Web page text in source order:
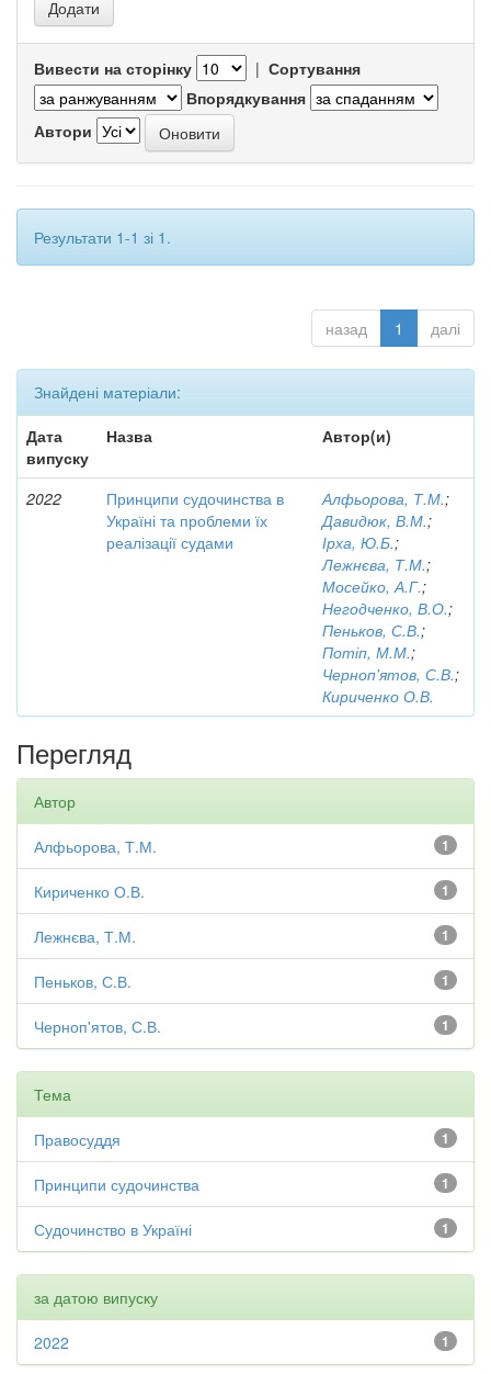
Вивести на сторінку | Сортування
Впорядкування
Автори
Результати 1-1 зі 1.
назад 1 далі
Знайдені матеріали:
Дата
випуску
Назва Автор(и)
2022
Принципи судочинства в
Україні та проблеми їх
реалізації судами
Алфьорова, Т.М.;
Давидюк, В.М.;
Ірха, Ю.Б.;
Лежнєва, Т.М.;
Мосейко, А.Г.;
Негодченко, В.О.;
Пеньков, С.В.;
Потіп, М.М.;
Черноп'ятов, С.В.;
Кириченко О.В.
Перегляд
Автор
1
Алфьорова, Т.М.
1
Кириченко О.В.
1
Лежнєва, Т.М.
1
Пеньков, С.В.
1
Черноп'ятов, С.В.
Тема
1
Правосуддя
1
Принципи судочинства
1
Судочинство в Україні
за датою випуску
1
2022